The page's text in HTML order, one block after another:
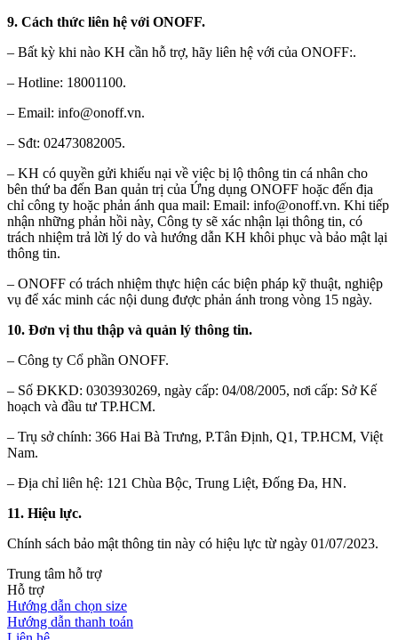
9. Cách thức liên hệ với ONOFF.
– Bất kỳ khi nào KH cần hỗ trợ, hãy liên hệ với của ONOFF:.
– Hotline: 18001100.
– Email: info@onoff.vn.
– Sđt: 02473082005.
– KH có quyền gửi khiếu nại về việc bị lộ thông tin cá nhân cho
bên thứ ba đến Ban quản trị của Ứng dụng ONOFF hoặc đến địa
chỉ công ty hoặc phản ánh qua mail: Email: info@onoff.vn. Khi tiếp
nhận những phản hồi này, Công ty sẽ xác nhận lại thông tin, có
trách nhiệm trả lời lý do và hướng dẫn KH khôi phục và bảo mật lại
thông tin.
– ONOFF có trách nhiệm thực hiện các biện pháp kỹ thuật, nghiệp
vụ để xác minh các nội dung được phản ánh trong vòng 15 ngày.
10. Đơn vị thu thập và quản lý thông tin.
– Công ty Cổ phần ONOFF.
– Số ĐKKD: 0303930269, ngày cấp: 04/08/2005, nơi cấp: Sở Kế
hoạch và đầu tư TP.HCM.
– Trụ sở chính: 366 Hai Bà Trưng, P.Tân Định, Q1, TP.HCM, Việt
Nam.
– Địa chỉ liên hệ: 121 Chùa Bộc, Trung Liệt, Đống Đa, HN.
11. Hiệu lực.
Chính sách bảo mật thông tin này có hiệu lực từ ngày 01/07/2023.
Trung tâm hỗ trợ
Hỗ trợ
Hướng dẫn chọn size
Hướng dẫn thanh toán